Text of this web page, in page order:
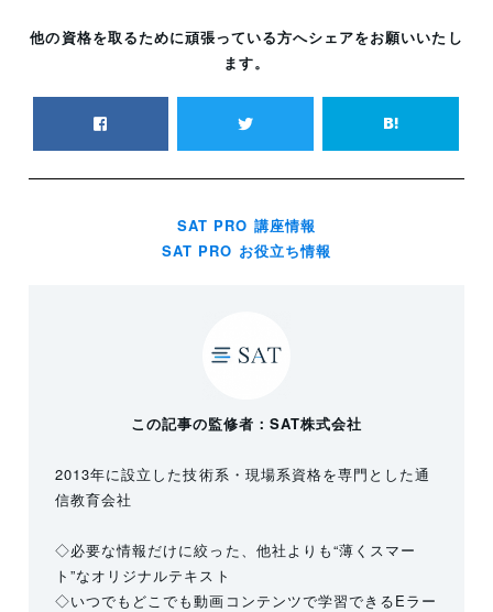
他の資格を取るために頑張っている方へシェアをお願いいたし
ます。
SAT PRO 講座情報
SAT PRO お役立ち情報
この記事の監修者：SAT株式会社
2013年に設立した技術系・現場系資格を専門とした通
信教育会社
◇必要な情報だけに絞った、他社よりも“薄くスマー
ト”なオリジナルテキスト
◇いつでもどこでも動画コンテンツで学習できるEラー